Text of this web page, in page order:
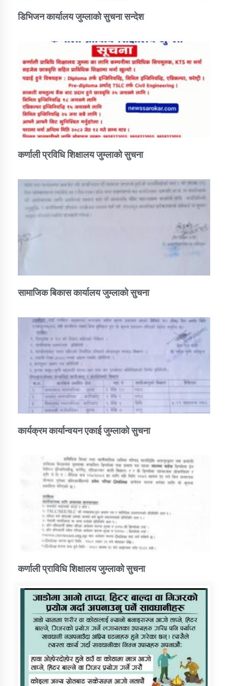
डिभिजन कार्यालय जुम्लाको सुचना सन्देश
कर्णाली प्रविधि शिक्षालय जुम्लाको सुचना
सामाजिक बिकास कार्यालय जुम्लाकाे सुचना
कार्यक्रम कार्यान्वयन एकाई जुम्लाको सुचना
कर्णाली प्राविधि शिक्षालय जुम्लाको सुचना